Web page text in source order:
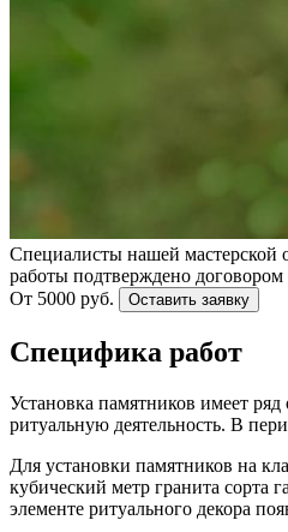
Специалисты нашей мастерской
работы подтверждено
От 5000 руб.
Оставить заявку
Специфика работ
Установка памятников имеет
ритуальную деятельность. В
Для установки памятников на
кубический метр гранита сорта
элементе ритуального декора